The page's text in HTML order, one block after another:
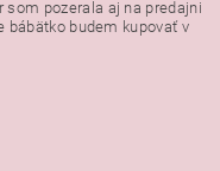
pozerala aj na predajni
bábätko budem kupovať v